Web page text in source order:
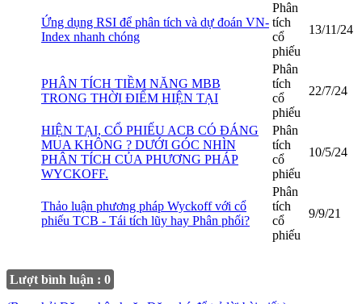
Ứng dụng RSI để phân tích và dự đoán VN-
Index nhanh chóng
Phân
tích
cổ
phiếu
13/11/24
PHÂN TÍCH TIỀM NĂNG MBB
TRONG THỜI ĐIỂM HIỆN TẠI
Phân
tích
cổ
phiếu
22/7/24
HIỆN TẠI, CỔ PHIẾU ACB CÓ ĐÁNG
MUA KHÔNG ? DƯỚI GÓC NHÌN
PHÂN TÍCH CỦA PHƯƠNG PHÁP
WYCKOFF.
Phân
tích
cổ
phiếu
10/5/24
Thảo luận phương pháp Wyckoff với cổ
phiếu TCB - Tái tích lũy hay Phân phối?
Phân
tích
cổ
phiếu
9/9/21
Lượt bình luận : 0